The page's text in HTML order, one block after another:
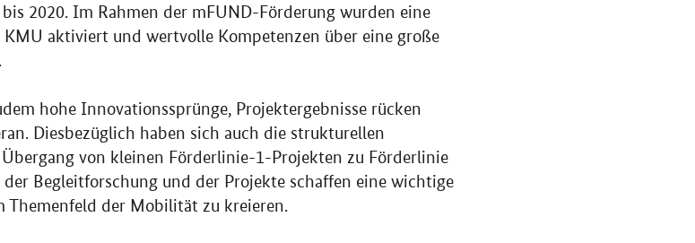
2020. Im Rahmen der mFUND-Förderung wurden eine
aktiviert und wertvolle Kompetenzen über eine große
hohe Innovationssprünge, Projektergebnisse rücken
Diesbezüglich haben sich auch die strukturellen
von kleinen Förderlinie-1-Projekten zu Förderlinie
Begleitforschung und der Projekte schaffen eine wichtige
Themenfeld der Mobilität zu kreieren.